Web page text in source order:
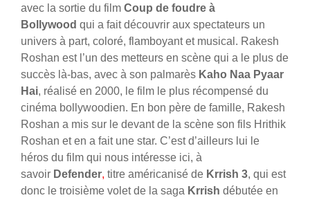
avec la sortie du film Coup de foudre à
Bollywood qui a fait découvrir aux spectateurs un
univers à part, coloré, flamboyant et musical. Rakesh
Roshan est l’un des metteurs en scène qui a le plus de
succès là-bas, avec à son palmarès Kaho Naa Pyaar
Hai, réalisé en 2000, le film le plus récompensé du
cinéma bollywoodien. En bon père de famille, Rakesh
Roshan a mis sur le devant de la scène son fils Hrithik
Roshan et en a fait une star. C’est d’ailleurs lui le
héros du film qui nous intéresse ici, à
savoir Defender, titre américanisé de Krrish 3, qui est
donc le troisième volet de la saga Krrish débutée en